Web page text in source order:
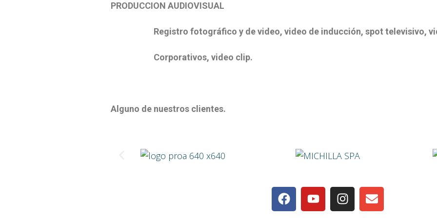
PRODUCCION AUDIOVISUAL
Registro fotográfico y de video, video de inducción, spot televisivo,
Corporativos, video clip.
Alguno de nuestros clientes.